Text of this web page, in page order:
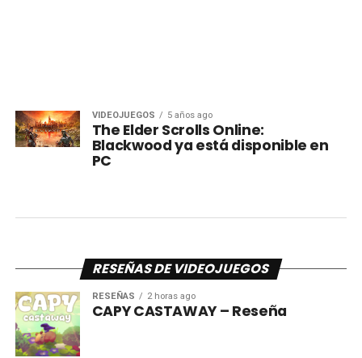
VIDEOJUEGOS 5 años ago
The Elder Scrolls Online:
Blackwood ya está disponible en
PC
RESEÑAS DE VIDEOJUEGOS
RESEÑAS 2 horas ago
CAPY CASTAWAY – Reseña